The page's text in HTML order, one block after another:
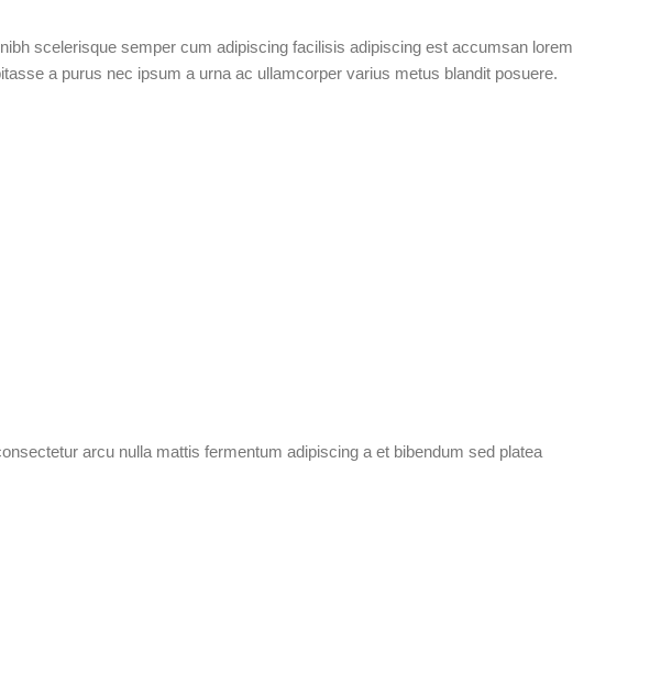
scelerisque semper cum adipiscing facilisis adipiscing est accumsan lorem
a purus nec ipsum a urna ac ullamcorper varius metus blandit posuere.
arcu nulla mattis fermentum adipiscing a et bibendum sed platea